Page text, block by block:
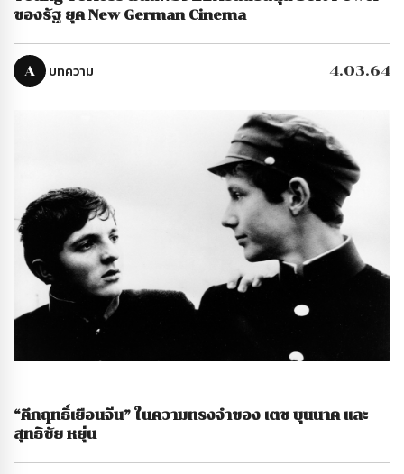
ของรัฐ ยุค New German Cinema
A บทความ 4.03.64
“คึกฤทธิ์เยือนจีน” ในความทรงจำของ เตช บุนนาค และ
สุทธิชัย หยุ่น